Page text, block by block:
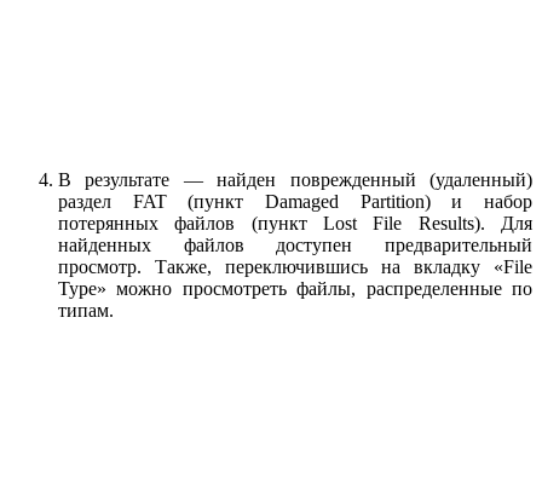
В результате — найден поврежденный (удаленный)
раздел FAT (пункт Damaged Partition) и набор
потерянных файлов (пункт Lost File Results). Для
найденных файлов доступен предварительный
просмотр. Также, переключившись на вкладку «File
Type» можно просмотреть файлы, распределенные по
типам.